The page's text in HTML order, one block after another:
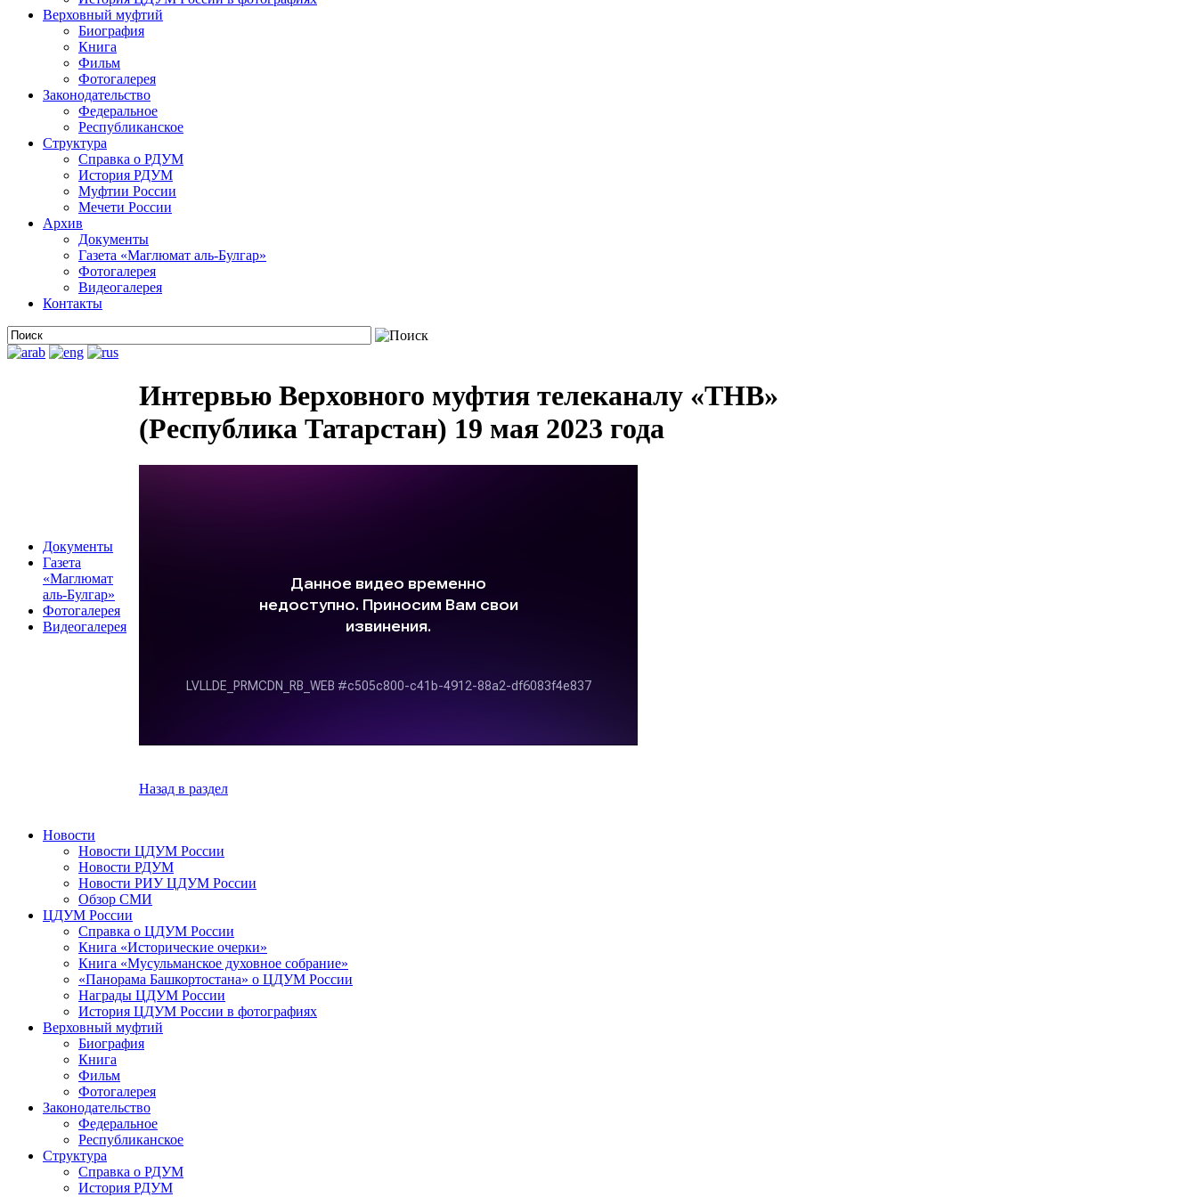
Верховный муфтий
Биография
Книга
Фильм
Фотогалерея
Законодательство
Федеральное
Республиканское
Структура
Справка о РДУМ
История РДУМ
Муфтии России
Мечети России
Архив
Документы
Газета «Маглюмат аль-Булгар»
Фотогалерея
Видеогалерея
Контакты
Документы
Газета
«Маглюмат
аль-Булгар»
Фотогалерея
Видеогалерея
Интервью Верховного муфтия телеканалу «ТНВ»
(Республика Татарстан) 19 мая 2023 года
Назад в раздел
Новости
Новости ЦДУМ России
Новости РДУМ
Новости РИУ ЦДУМ России
Обзор СМИ
ЦДУМ России
Справка о ЦДУМ России
Книга «Исторические очерки»
Книга «Мусульманское духовное собрание»
«Панорама Башкортостана» о ЦДУМ России
Награды ЦДУМ России
История ЦДУМ России в фотографиях
Верховный муфтий
Биография
Книга
Фильм
Фотогалерея
Законодательство
Федеральное
Республиканское
Структура
Справка о РДУМ
История РДУМ